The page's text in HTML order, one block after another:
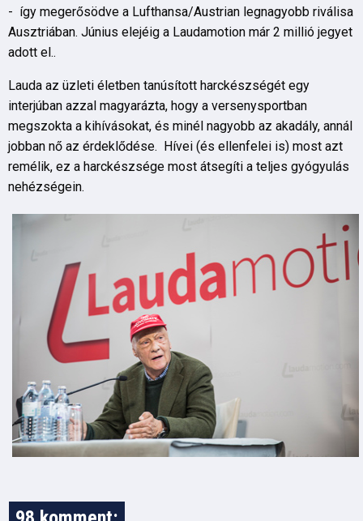
- így megerősödve a Lufthansa/Austrian legnagyobb riválisa
Ausztriában. Június elejéig a Laudamotion már 2 millió jegyet
adott el..
Lauda az üzleti életben tanúsított harckészségét egy
interjúban azzal magyarázta, hogy a versenysportban
megszokta a kihívásokat, és minél nagyobb az akadály, annál
jobban nő az érdeklődése. Hívei (és ellenfelei is) most azt
remélik, ez a harckészsége most átsegíti a teljes gyógyulás
nehézségein.